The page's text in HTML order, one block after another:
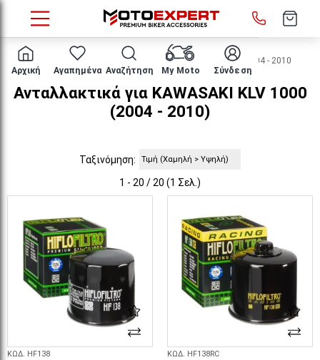
Αρχική Αγαπημένα Αναζήτηση My Moto Σύνδεση
HOME Μάρκα/μοντέλο KAWASAKI KLV 1000 2004 - 2010
Ανταλλακτικά για KAWASAKI KLV 1000
(2004 - 2010)
Ταξινόμηση:
1 - 20 / 20 (1 Σελ.)
ΚΩΔ. HF138 ΚΩΔ. HF138RC